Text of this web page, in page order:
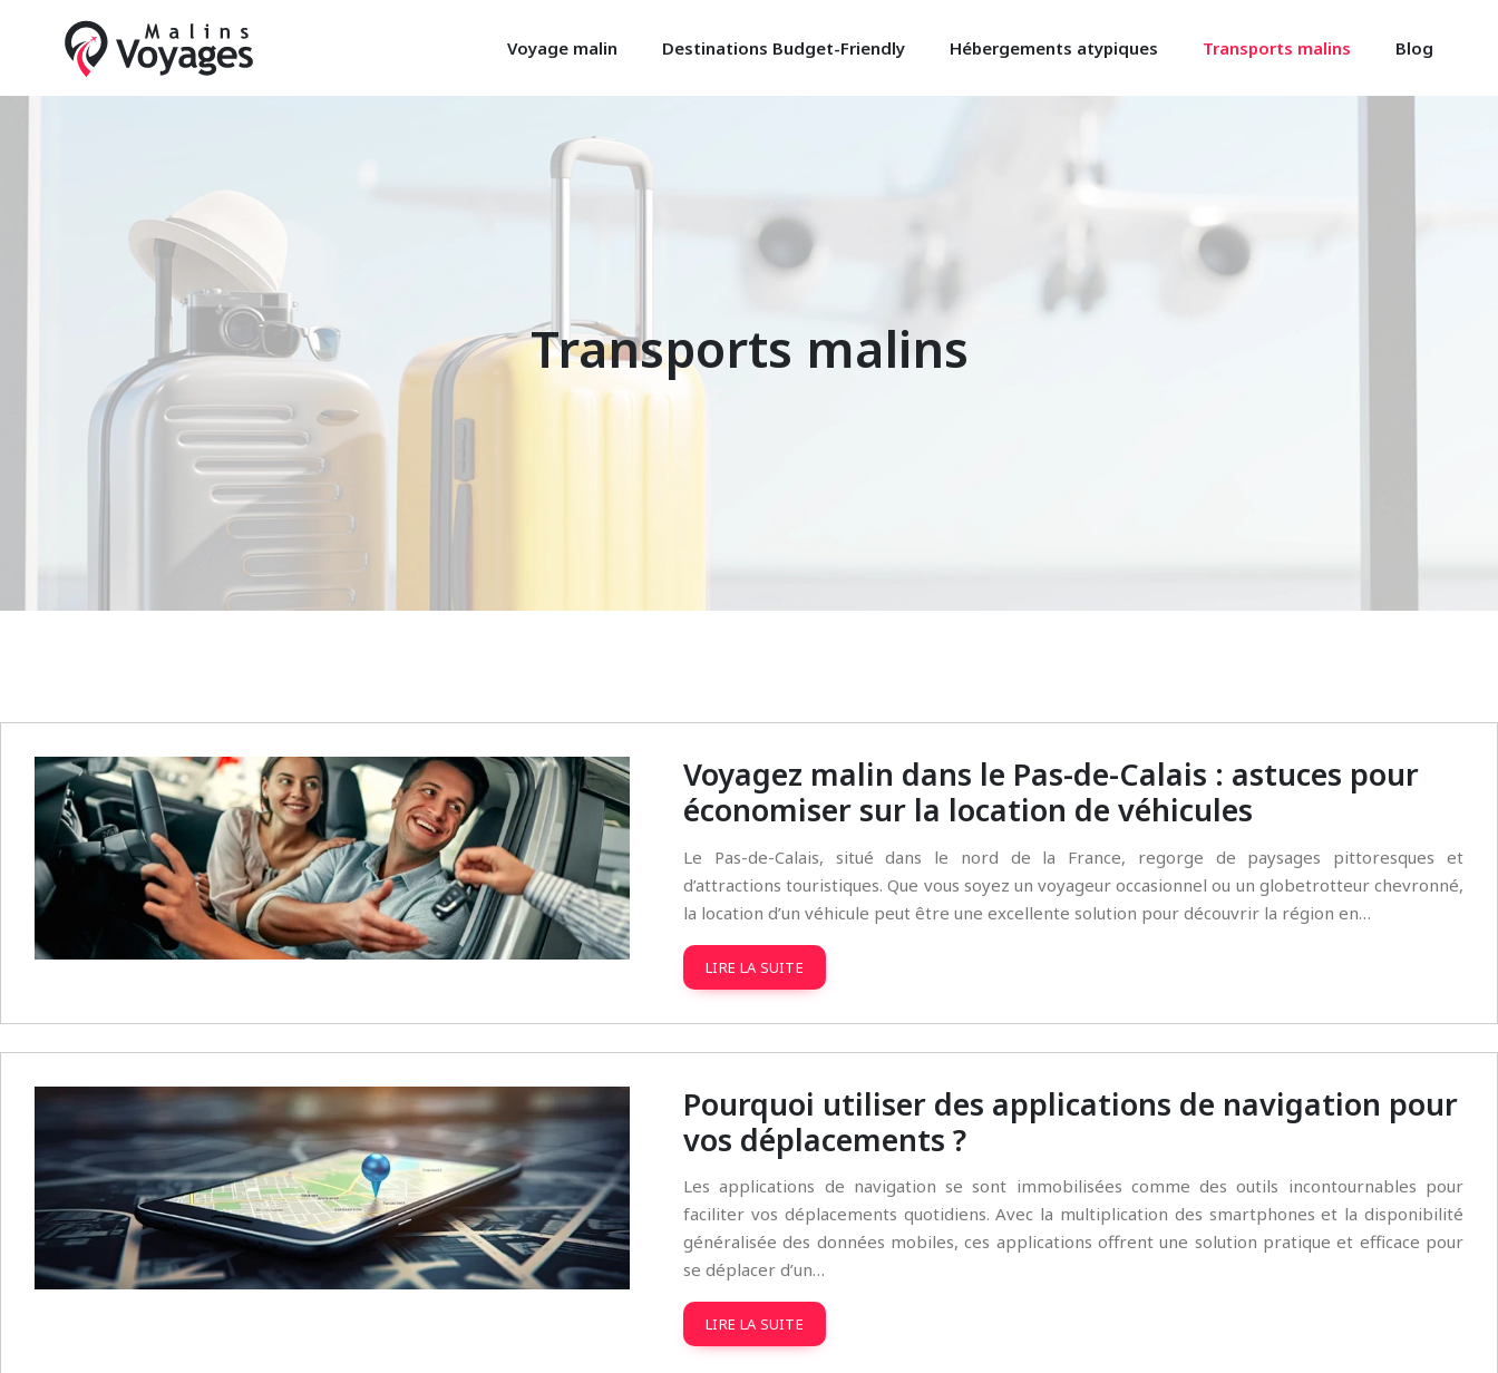
Voyage malin Destinations Budget-Friendly Hébergements atypiques Transports malins Blog
Transports malins
Voyagez malin dans le Pas-de-Calais : astuces pour
économiser sur la location de véhicules
Le Pas-de-Calais, situé dans le nord de la France, regorge de paysages pittoresques et
d’attractions touristiques. Que vous soyez un voyageur occasionnel ou un globetrotteur chevronné,
la location d’un véhicule peut être une excellente solution pour découvrir la région en…
LIRE LA SUITE
Pourquoi utiliser des applications de navigation pour
vos déplacements ?
Les applications de navigation se sont immobilisées comme des outils incontournables pour
faciliter vos déplacements quotidiens. Avec la multiplication des smartphones et la disponibilité
généralisée des données mobiles, ces applications offrent une solution pratique et efficace pour
se déplacer d’un…
LIRE LA SUITE